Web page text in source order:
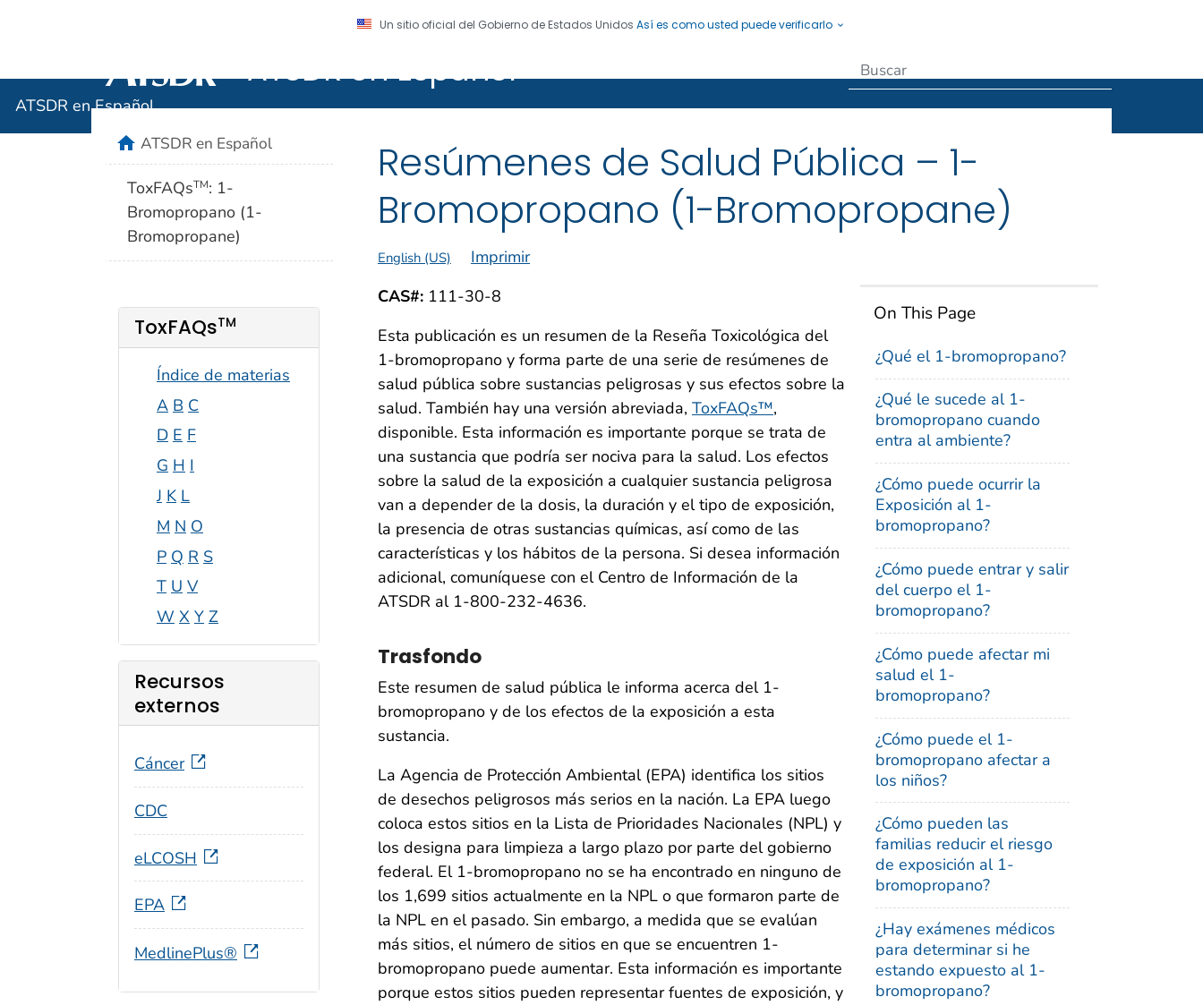
Un sitio oficial del Gobierno de Estados Unidos Así es como usted puede verificarlo
Agencia para Sustancias Tóxicas y el Registro de Enfermedades (ATSDR)
ATSDR en Español
ATSDR en Español
Resúmenes de Salud Pública – 1-
Bromopropano (1-Bromopropane)
English (US) Imprimir
On This Page
¿Qué el 1-bromopropano?
¿Qué le sucede al 1-
bromopropano cuando
entra al ambiente?
¿Cómo puede ocurrir la
Exposición al 1-
bromopropano?
¿Cómo puede entrar y salir
del cuerpo el 1-
bromopropano?
¿Cómo puede afectar mi
salud el 1-
bromopropano?
¿Cómo puede el 1-
bromopropano afectar a
los niños?
¿Cómo pueden las
familias reducir el riesgo
de exposición al 1-
bromopropano?
¿Hay exámenes médicos
para determinar si he
estando expuesto al 1-
bromopropano?
CAS#: 111-30-8
Esta publicación es un resumen de la Reseña Toxicológica del
1-bromopropano y forma parte de una serie de resúmenes de
salud pública sobre sustancias peligrosas y sus efectos sobre la
salud. También hay una versión abreviada, ToxFAQs™,
disponible. Esta información es importante porque se trata de
una sustancia que podría ser nociva para la salud. Los efectos
sobre la salud de la exposición a cualquier sustancia peligrosa
van a depender de la dosis, la duración y el tipo de exposición,
la presencia de otras sustancias químicas, así como de las
características y los hábitos de la persona. Si desea información
adicional, comuníquese con el Centro de Información de la
ATSDR al 1-800-232-4636.
Trasfondo
Este resumen de salud pública le informa acerca del 1-
bromopropano y de los efectos de la exposición a esta
sustancia.
La Agencia de Protección Ambiental (EPA) identifica los sitios
de desechos peligrosos más serios en la nación. La EPA luego
coloca estos sitios en la Lista de Prioridades Nacionales (NPL) y
los designa para limpieza a largo plazo por parte del gobierno
federal. El 1-bromopropano no se ha encontrado en ninguno de
los 1,699 sitios actualmente en la NPL o que formaron parte de
la NPL en el pasado. Sin embargo, a medida que se evalúan
más sitios, el número de sitios en que se encuentren 1-
bromopropano puede aumentar. Esta información es importante
porque estos sitios pueden representar fuentes de exposición, y
homeATSDR en Español
ToxFAQsTM: 1-
Bromopropano (1-
Bromopropane)
ToxFAQsTM
Índice de materias
A B C
D E F
G H I
J K L
M N O
P Q R S
T U V
W X Y Z
Recursos
externos
Cáncer
CDC
eLCOSH
EPA
MedlinePlus®